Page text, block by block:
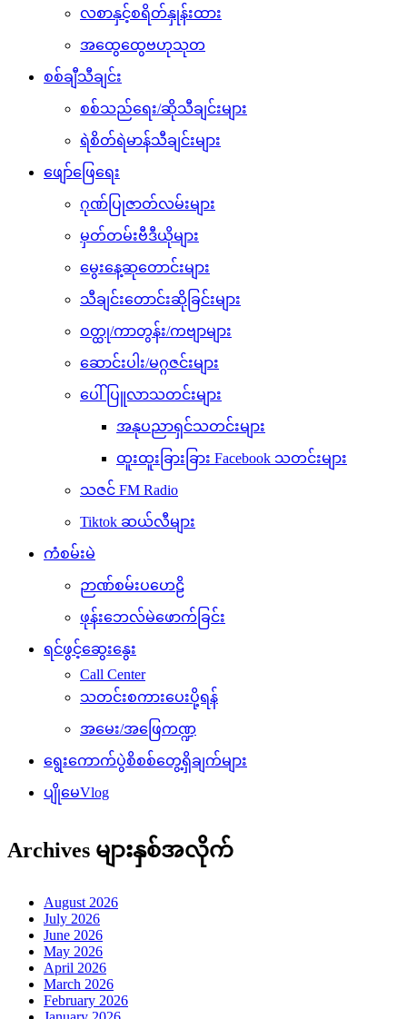
လစာနှင့်စရိတ်နှုန်းထား
အထွေထွေဗဟုသုတ
စစ်ချီသီချင်း
စစ်သည်ရေး/ဆိုသီချင်းများ
ရဲစိတ်ရဲမာန်သီချင်းများ
ဖျော်ဖြေရေး
ဂုဏ်ပြုဇာတ်လမ်းများ
မှတ်တမ်းဗီဒီယိုများ
မွေးနေ့ဆုတောင်းများ
သီချင်းတောင်းဆိုခြင်းများ
ဝတ္ထု/ကာတွန်း/ကဗျာများ
ဆောင်းပါး/မဂ္ဂဇင်းများ
ပေါ်ပြူလာသတင်းများ
အနုပညာရှင်သတင်းများ
ထူးထူးခြားခြား Facebook သတင်းများ
သဇင် FM Radio
Tiktok ဆယ်လီများ
ကံစမ်းမဲ
ဉာဏ်စမ်းပဟေဠိ
ဖုန်းဘေလ်မဲဖောက်ခြင်း
ရင်ဖွင့်ဆွေးနွေး
Call Center
သတင်းစကားပေးပို့ရန်
အမေး/အဖြေကဏ္ဍ
ရွေးကောက်ပွဲစိစစ်တွေ့ရှိချက်များ
ပျိုမေVlog
Archives များနှစ်အလိုက်
August 2026
July 2026
June 2026
May 2026
April 2026
March 2026
February 2026